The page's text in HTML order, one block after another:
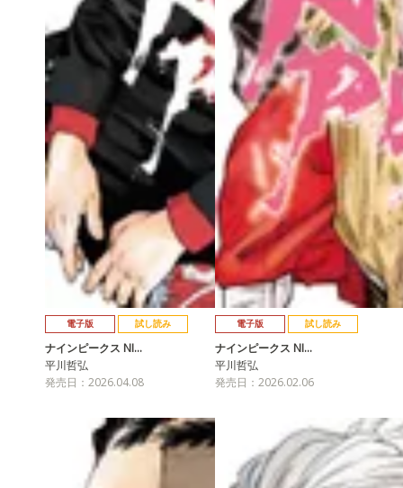
電子版 試し読み
ナインピークス NI…
平川哲弘
発売日：2026.04.08
電子版 試し読み
ナインピークス NI…
平川哲弘
発売日：2026.02.06